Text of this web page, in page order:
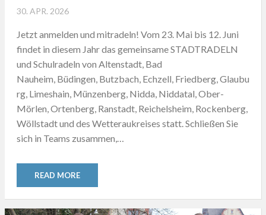
POSTED
30. APR. 2026
Jetzt anmelden und mitradeln! Vom 23. Mai bis 12. Juni
findet in diesem Jahr das gemeinsame STADTRADELN
und Schulradeln von Altenstadt, Bad
Nauheim, Büdingen, Butzbach, Echzell, Friedberg, Glaubu
rg, Limeshain, Münzenberg, Nidda, Niddatal, Ober-
Mörlen, Ortenberg, Ranstadt, Reichelsheim, Rockenberg,
Wöllstadt und des Wetteraukreises statt. Schließen Sie
sich in Teams zusammen,…
READ MORE